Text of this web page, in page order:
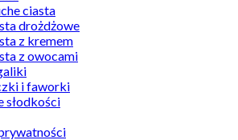
ciasta
drożdżowe
z kremem
z owocami
i faworki
słodkości